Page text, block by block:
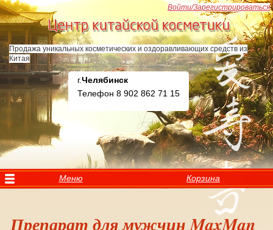
Перейти к основному содержанию
Продажа уникальных косметических и оздоравливающих средств из
Китая
г.Челябинск
Телефон 8 902 862 71 15
Меню Корзина
Препарат для мужчин MaxMan
Войти/Зарегистрироваться